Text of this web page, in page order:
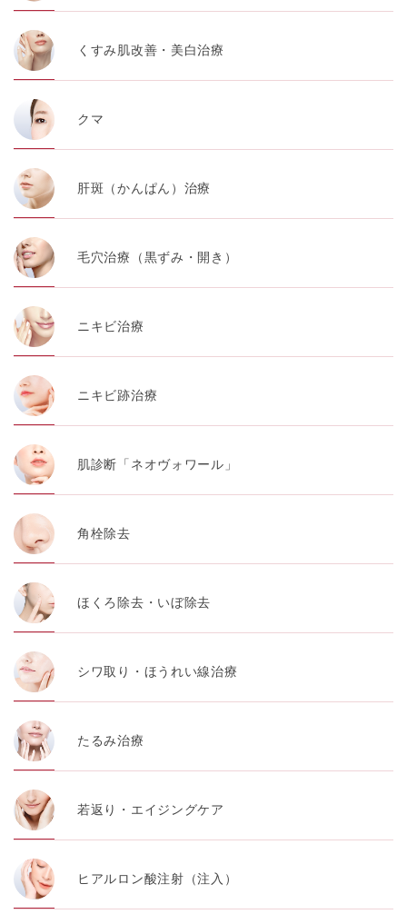
くすみ肌改善・美白治療
クマ
肝斑（かんぱん）治療
毛穴治療（黒ずみ・開き）
ニキビ治療
ニキビ跡治療
肌診断「ネオヴォワール」
角栓除去
ほくろ除去・いぼ除去
シワ取り・ほうれい線治療
たるみ治療
若返り・エイジングケア
ヒアルロン酸注射（注入）